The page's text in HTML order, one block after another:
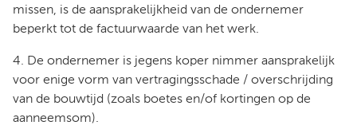
missen, is de aansprakelijkheid van de ondernemer
beperkt tot de factuurwaarde van het werk.
4. De ondernemer is jegens koper nimmer aansprakelijk
voor enige vorm van vertragingsschade / overschrijding
van de bouwtijd (zoals boetes en/of kortingen op de
aanneemsom).